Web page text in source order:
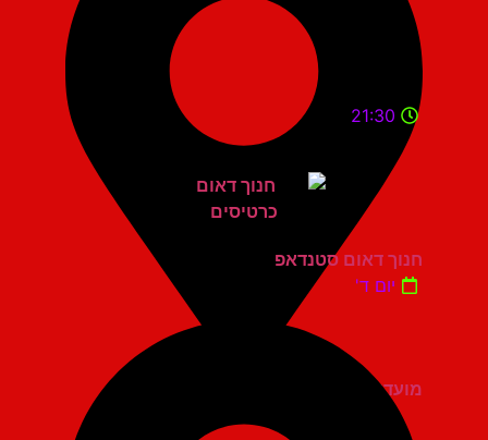
מועדון הגריי יהוד
21:30
חנוך דאום סטנדאפ
יום ד'